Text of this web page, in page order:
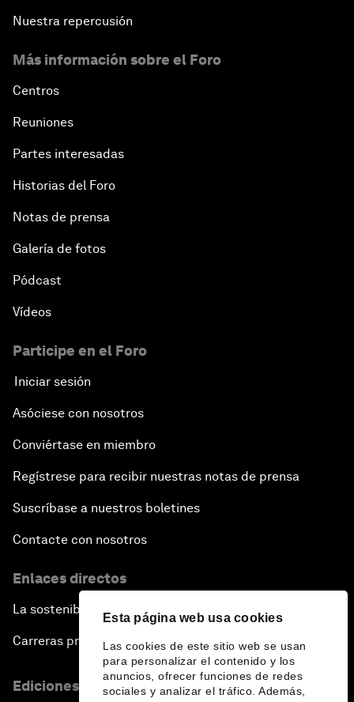
Esta página web usa cookies
Las cookies de este sitio web se usan
para personalizar el contenido y los
anuncios, ofrecer funciones de redes
sociales y analizar el tráfico. Además,
Nuestra repercusión
Más información sobre el Foro
Centros
Reuniones
Partes interesadas
Historias del Foro
Notas de prensa
Galería de fotos
Pódcast
Vídeos
Participe en el Foro
Iniciar sesión
Asóciese con nosotros
Conviértase en miembro
Regístrese para recibir nuestras notas de prensa
Suscríbase a nuestros boletines
Contacte con nosotros
Enlaces directos
La sostenibilidad en el Foro
Carreras profesionales
Ediciones en otros idiomas